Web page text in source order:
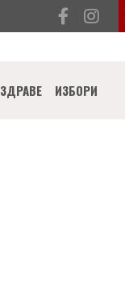
ЗДРАВЕ ИЗБОРИ